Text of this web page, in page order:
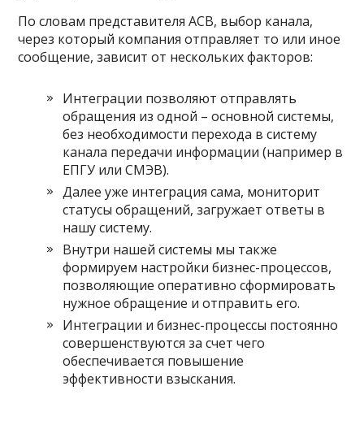
По словам представителя АСВ, выбор канала,
через который компания отправляет то или иное
сообщение, зависит от нескольких факторов:
Интеграции позволяют отправлять
обращения из одной – основной системы,
без необходимости перехода в систему
канала передачи информации (например в
ЕПГУ или СМЭВ).
Далее уже интеграция сама, мониторит
статусы обращений, загружает ответы в
нашу систему.
Внутри нашей системы мы также
формируем настройки бизнес-процессов,
позволяющие оперативно сформировать
нужное обращение и отправить его.
Интеграции и бизнес-процессы постоянно
совершенствуются за счет чего
обеспечивается повышение
эффективности взыскания.